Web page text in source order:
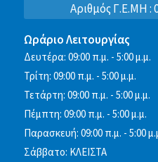
Αριθμός Γ.Ε.ΜΗ :
Ωράριο Λειτουργίας
Δευτέρα: 09:00 π.μ. - 5:00 μ.μ.
Τρίτη: 09:00 π.μ. - 5:00 μ.μ.
Τετάρτη: 09:00 π.μ. - 5:00 μ.μ.
Πέμπτη: 09:00 π.μ. - 5:00 μ.μ.
Παρασκευή: 09:00 π.μ. - 5:00
Σάββατο: ΚΛΕΙΣΤΑ